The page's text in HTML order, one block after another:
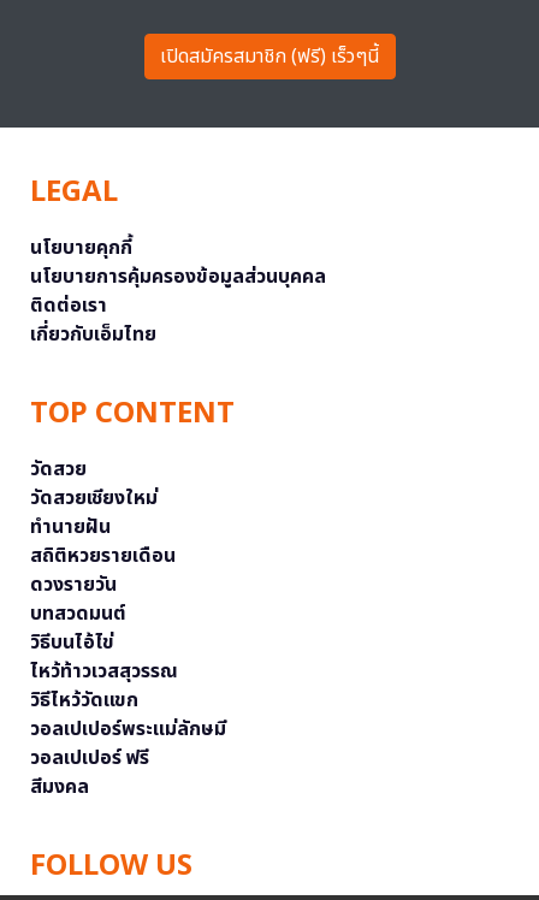
เปิดสมัครสมาชิก (ฟรี) เร็วๆนี้
LEGAL
นโยบายคุกกี้
นโยบายการคุ้มครองข้อมูลส่วนบุคคล
ติดต่อเรา
เกี่ยวกับเอ็มไทย
TOP CONTENT
วัดสวย
วัดสวยเชียงใหม่
ทำนายฝัน
สถิติหวยรายเดือน
ดวงรายวัน
บทสวดมนต์
วิธีบนไอ้ไข่
ไหว้ท้าวเวสสุวรรณ
วิธีไหว้วัดแขก
วอลเปเปอร์พระแม่ลักษมี
วอลเปเปอร์ ฟรี
สีมงคล
FOLLOW US